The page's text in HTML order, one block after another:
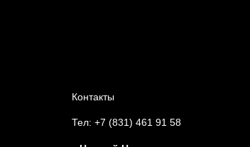
Контакты
Тел: +7 (831) 461 91 58